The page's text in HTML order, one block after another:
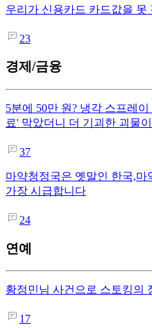
우리가 신용카드 카드값을 못
23
경제/금융
5분에 50만 원? 냉각 스프레
료' 막았더니 더 기괴한 괴물
37
마약청정국은 옛말인 한국,마
가장 시급합니다
24
연예
황정민님 사건으로 스토킹의
17